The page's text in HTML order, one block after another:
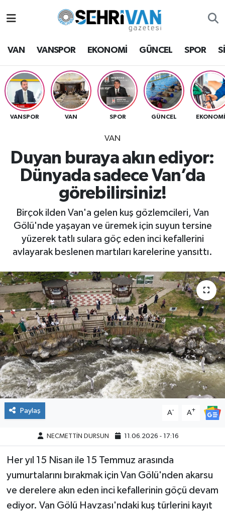
VAN VANSPOR EKONOMİ GÜNCEL SPOR
VANSPOR VAN SPOR GÜNCEL EKONOMİ
VAN
Duyan buraya akın ediyor:
Dünyada sadece Van’da
görebilirsiniz!
Birçok ilden Van'a gelen kuş gözlemcileri, Van
Gölü'nde yaşayan ve üremek için suyun tersine
yüzerek tatlı sulara göç eden inci kefallerini
avlayarak beslenen martıları karelerine yansıttı.
Paylaş A- A+
NECMETTİN DURSUN 11.06.2026 - 17:16
Her yıl 15 Nisan ile 15 Temmuz arasında
yumurtalarını bırakmak için Van Gölü'nden akarsu
ve derelere akın eden inci kefallerinin göçü devam
ediyor. Van Gölü Havzası'ndaki kuş türlerini kayıt
Van Hava Durumu
VAN Namaz Vakitleri
Van Trafik Yoğunluk Haritası
Süper Lig Puan Durumu ve Fikstür
Tüm Manşetler
Son Dakika Haberleri
Haber Arşivi